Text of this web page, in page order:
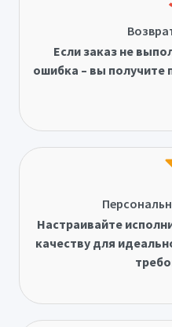
Если заказ не
ошибка – вы получите
Настраивайте
качеству для